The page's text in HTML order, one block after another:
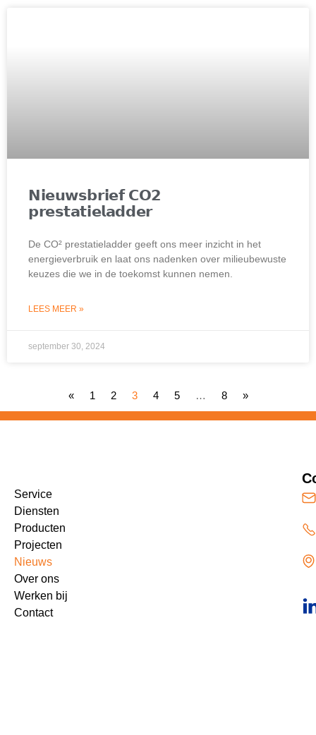
𝗡𝗶𝗲𝘂𝘄𝘀𝗯𝗿𝗶𝗲𝗳 𝗖𝗢𝟮
𝗽𝗿𝗲𝘀𝘁𝗮𝘁𝗶𝗲𝗹𝗮𝗱𝗱𝗲𝗿
De CO² prestatieladder geeft ons meer inzicht in het
energieverbruik en laat ons nadenken over milieubewuste
keuzes die we in de toekomst kunnen nemen.
LEES MEER »
september 30, 2024
« 1 2 3 4 5 … 8 »
Service
Diensten
Producten
Projecten
Nieuws
Over ons
Werken bij
Contact